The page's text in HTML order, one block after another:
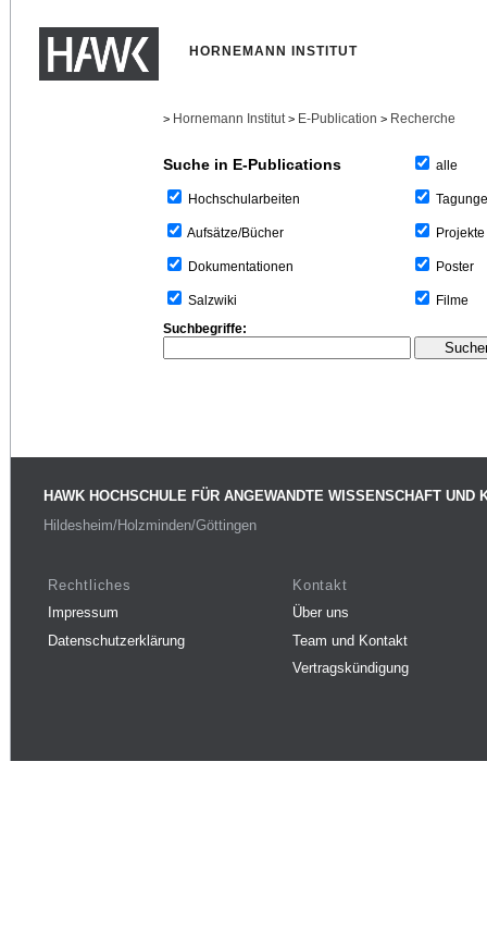
HORNEMANN INSTITUT
> Hornemann Institut > E-Publication > Recherche
Suche in E-Publications
Hochschularbeiten
Aufsätze/Bücher
Dokumentationen
Salzwiki
alle
Projekte
Poster
Filme
Suchbegriffe:
HAWK HOCHSCHULE FÜR ANGEWANDTE WISSENSCHAFT UND
Hildesheim/Holzminden/Göttingen
Rechtliches
Impressum
Datenschutzerklärung
Kontakt
Über uns
Team und Kontakt
Vertragskündigung